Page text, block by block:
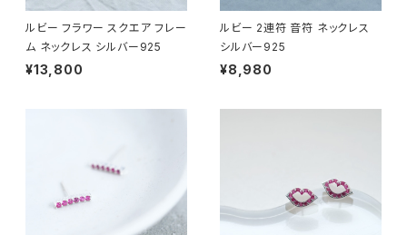
ルビー フラワー スクエア フレー
ム ネックレス シルバー925
¥13,800
ルビー 2連符 音符 ネックレス
シルバー925
¥8,980